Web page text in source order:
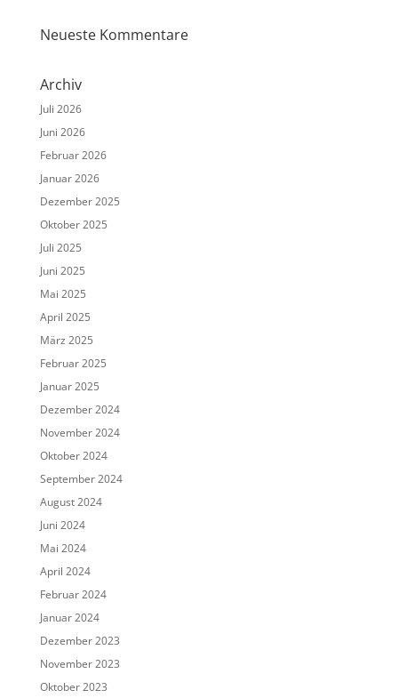
Neueste Kommentare
Archiv
Juli 2026
Juni 2026
Februar 2026
Januar 2026
Dezember 2025
Oktober 2025
Juli 2025
Juni 2025
Mai 2025
April 2025
März 2025
Februar 2025
Januar 2025
Dezember 2024
November 2024
Oktober 2024
September 2024
August 2024
Juni 2024
Mai 2024
April 2024
Februar 2024
Januar 2024
Dezember 2023
November 2023
Oktober 2023